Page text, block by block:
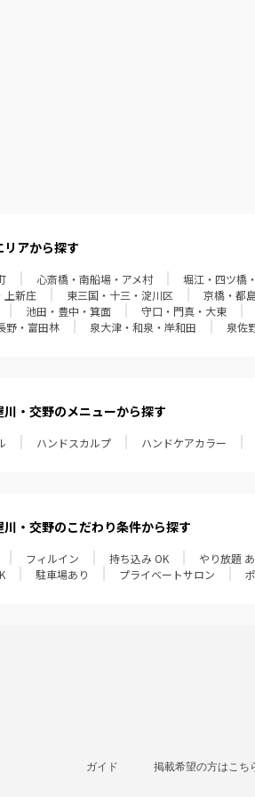
アから探す
心斎橋・南船場・アメ村 堀江・四ツ橋
上新庄
東三国・十三・淀川区 京橋・都
池田・豊中・箕面 守口・門真・大東
野・富田林
泉大津・和泉・岸和田 泉佐
・交野のメニューから探す
ハンドスカルプ ハンドケアカラー
川・交野のこだわり条件から探す
フィルイン 持ち込み OK やり放題
駐車場あり プライベートサロン
ガイド 掲載希望の方はこち